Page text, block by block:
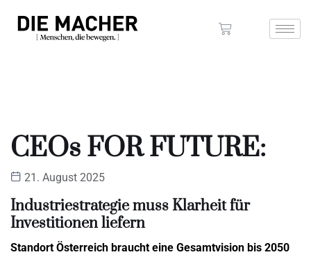
CEOs FOR FUTURE:
21. August 2025
Industriestrategie muss Klarheit für
Investitionen liefern
Standort Österreich braucht eine Gesamtvision bis 2050